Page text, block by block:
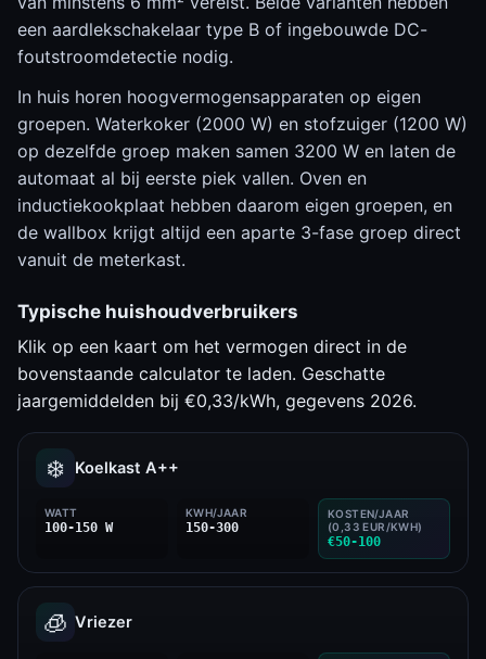
een aardlekschakelaar type B of ingebouwde DC-
foutstroomdetectie nodig.
In huis horen hoogvermogensapparaten op eigen
groepen. Waterkoker (2000 W) en stofzuiger (1200 W)
op dezelfde groep maken samen 3200 W en laten de
automaat al bij eerste piek vallen. Oven en
inductiekookplaat hebben daarom eigen groepen, en
de wallbox krijgt altijd een aparte 3-fase groep direct
vanuit de meterkast.
Typische huishoudverbruikers
Klik op een kaart om het vermogen direct in de
bovenstaande calculator te laden. Geschatte
jaargemiddelden bij €0,33/kWh, gegevens 2026.
❄️ Koelkast A++
WATT
100-150 W
KWH/JAAR
150-300
KOSTEN/JAAR
(0,33 EUR/KWH)
€50-100
🧊 Vriezer